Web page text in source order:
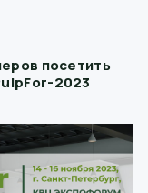
посетить
2023